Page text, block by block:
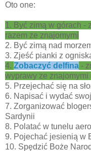
Oto one:
1. Być zimą w górach -
razem ze znajomymi
2. Być zimą nad
3. Zjeść pianki z
4. Zobaczyć delfina -
wyprawy ze
5. Przejechać się na
6. Napisać i wydać
7. Zorganizować
Sardynii
8. Polatać w tunelu
9. Pojechać jesienią w
10. Spędzić Boże